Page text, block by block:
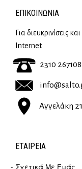
ΕΠΙΚΟΙΝΩΝΊΑ
Για διευκρινίσεις
Internet
2310 267108
Αγγελάκη
ΕΤΑΙΡΕΊΑ
Σχετικά Με Εμάς